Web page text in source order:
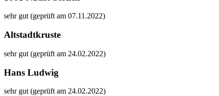
sehr gut (geprüft am 07.11.2022)
Altstadtkruste
sehr gut (geprüft am 24.02.2022)
Hans Ludwig
sehr gut (geprüft am 24.02.2022)